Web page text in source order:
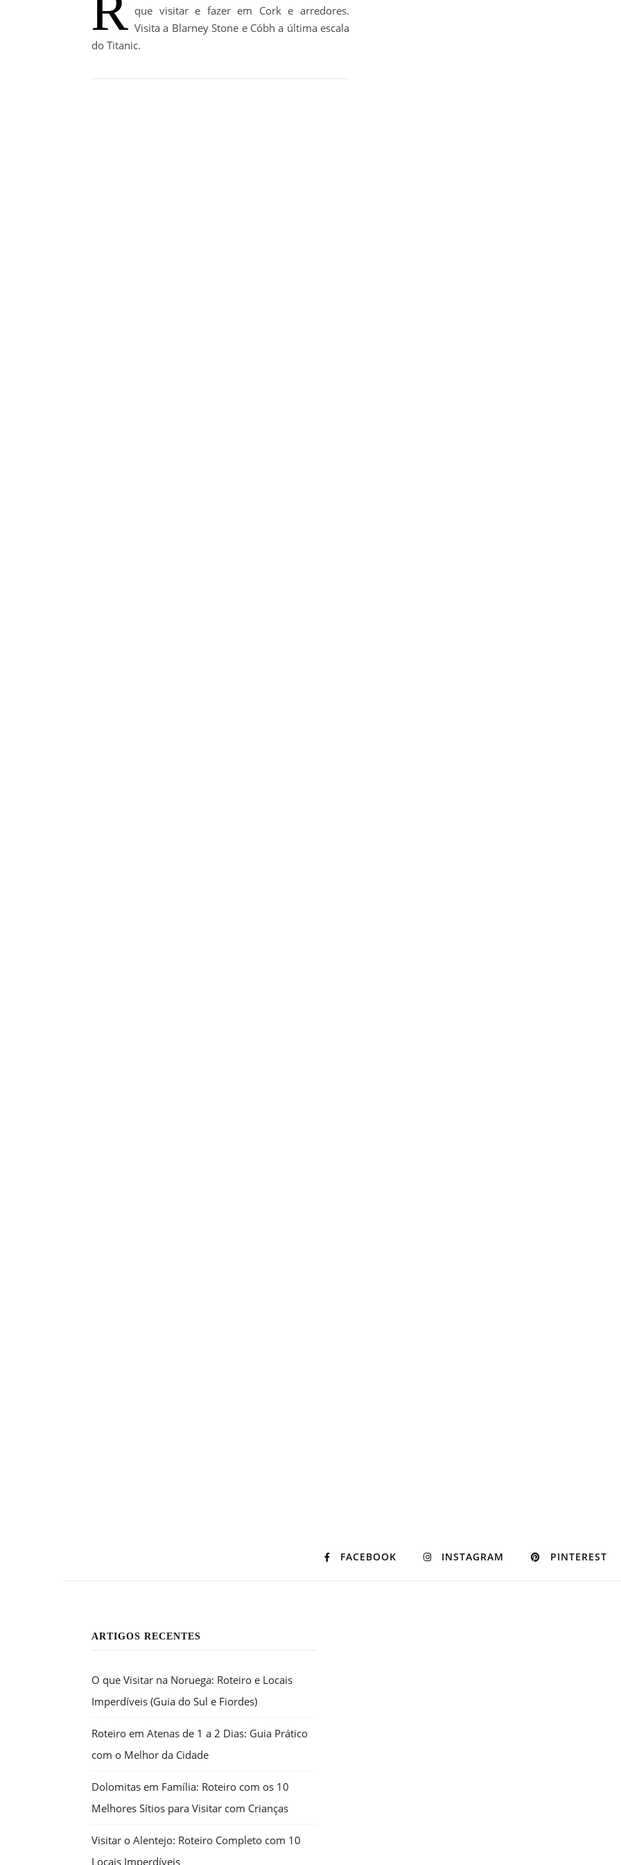
que visitar e fazer em Cork e arredores.
Visita a Blarney Stone e Cóbh a última escala
do Titanic.
FACEBOOK INSTAGRAM PINTEREST
ARTIGOS RECENTES
O que Visitar na Noruega: Roteiro e Locais
Imperdíveis (Guia do Sul e Fiordes)
Roteiro em Atenas de 1 a 2 Dias: Guia Prático
com o Melhor da Cidade
Dolomitas em Família: Roteiro com os 10
Melhores Sítios para Visitar com Crianças
Visitar o Alentejo: Roteiro Completo com 10
Locais Imperdíveis